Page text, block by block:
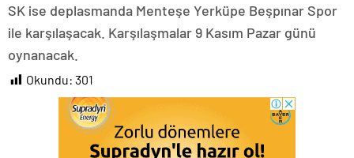
SK ise deplasmanda Menteşe Yerküpe Beşpınar Spor
ile karşılaşacak. Karşılaşmalar 9 Kasım Pazar günü
oynanacak.
Okundu: 301